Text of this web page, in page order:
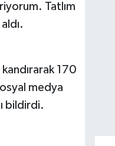
Tatlım
kandırarak 170
medya
bildirdi.